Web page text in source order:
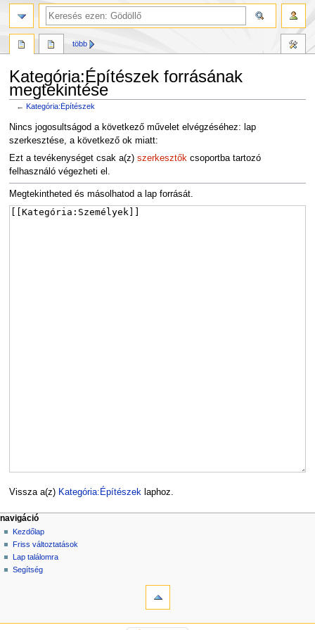
Kategória:Építészek forrásának
megtekintése
←Kategória:Építészek
Ugrás
a
navigációhoz
Ugrás
a
kereséshez
Nincs jogosultságod a következő művelet elvégzéséhez: lap
szerkesztése, a következő ok miatt:
Ezt a tevékenységet csak a(z) szerkesztőkcsoportba tartozó
felhasználó végezheti el.
Megtekintheted és másolhatod a lap forrását.
Vissza a(z) Kategória:Építészek laphoz.
több
navigáció
Kezdőlap
Friss változtatások
Lap találomra
Segítség